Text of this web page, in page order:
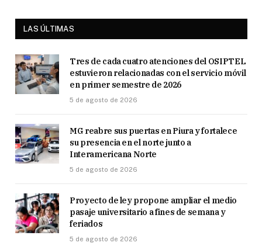
LAS ÚLTIMAS
Tres de cada cuatro atenciones del OSIPTEL
estuvieron relacionadas con el servicio móvil
en primer semestre de 2026
5 de agosto de 2026
MG reabre sus puertas en Piura y fortalece
su presencia en el norte junto a
Interamericana Norte
5 de agosto de 2026
Proyecto de ley propone ampliar el medio
pasaje universitario a fines de semana y
feriados
5 de agosto de 2026